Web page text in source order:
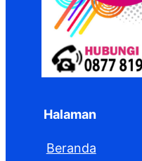
Halaman
Beranda